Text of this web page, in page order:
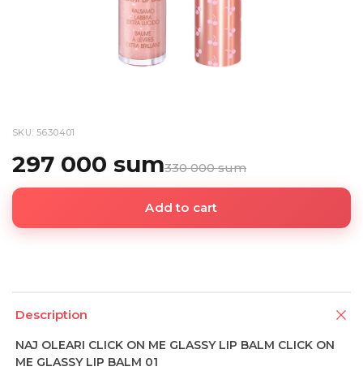
SKU: 5630401
297 000 sum330 000 sum
Add to cart
Description
NAJ OLEARI CLICK ON ME GLASSY LIP BALM CLICK ON
ME GLASSY LIP BALM 01